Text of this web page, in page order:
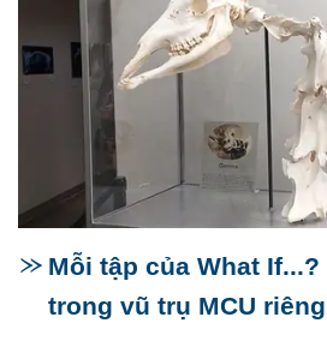
Mỗi tập của What
trong vũ trụ MCU